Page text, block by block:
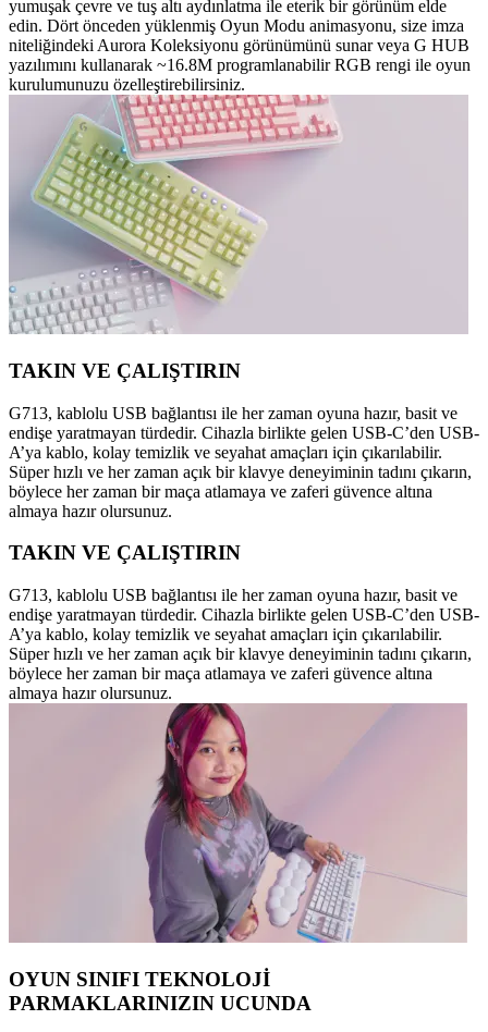
yumuşak çevre ve tuş altı aydınlatma ile eterik bir görünüm elde
edin. Dört önceden yüklenmiş Oyun Modu animasyonu, size imza
niteliğindeki Aurora Koleksiyonu görünümünü sunar veya G HUB
yazılımını kullanarak ~16.8M programlanabilir RGB rengi ile oyun
kurulumunuzu özelleştirebilirsiniz.
TAKIN VE ÇALIŞTIRIN
G713, kablolu USB bağlantısı ile her zaman oyuna hazır, basit ve
endişe yaratmayan türdedir. Cihazla birlikte gelen USB-C’den USB-
A’ya kablo, kolay temizlik ve seyahat amaçları için çıkarılabilir.
Süper hızlı ve her zaman açık bir klavye deneyiminin tadını çıkarın,
böylece her zaman bir maça atlamaya ve zaferi güvence altına
almaya hazır olursunuz.
TAKIN VE ÇALIŞTIRIN
G713, kablolu USB bağlantısı ile her zaman oyuna hazır, basit ve
endişe yaratmayan türdedir. Cihazla birlikte gelen USB-C’den USB-
A’ya kablo, kolay temizlik ve seyahat amaçları için çıkarılabilir.
Süper hızlı ve her zaman açık bir klavye deneyiminin tadını çıkarın,
böylece her zaman bir maça atlamaya ve zaferi güvence altına
almaya hazır olursunuz.
OYUN SINIFI TEKNOLOJİ
PARMAKLARINIZIN UCUNDA